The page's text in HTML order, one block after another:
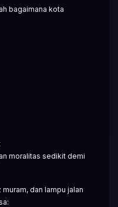
bagaimana kota
moralitas sedikit demi
dan lampu jalan